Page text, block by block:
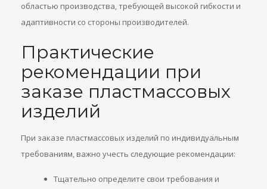
областью производства, требующей высокой гибкости и
адаптивности со стороны производителей.
Практические
рекомендации при
заказе пластмассовых
изделий
При заказе пластмассовых изделий по индивидуальным
требованиям, важно учесть следующие рекомендации:
Тщательно определите свои требования и